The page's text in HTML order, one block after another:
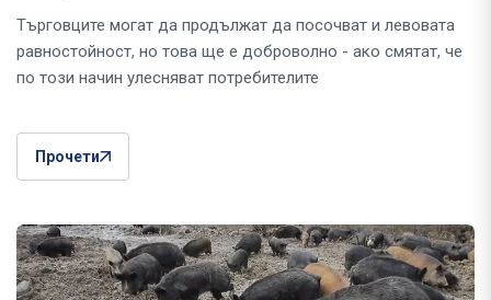
Търговците могат да продължат да посочват и левовата
равностойност, но това ще е доброволно - ако смятат, че
по този начин улесняват потребителите
Прочети